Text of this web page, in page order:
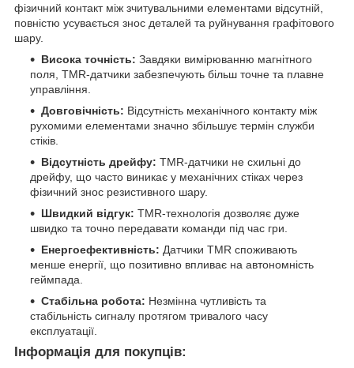
фізичний контакт між зчитувальними елементами відсутній,
повністю усувається знос деталей та руйнування графітового
шару.
Висока точність: Завдяки вимірюванню магнітного
поля, TMR-датчики забезпечують більш точне та плавне
управління.
Довговічність: Відсутність механічного контакту між
рухомими елементами значно збільшує термін служби
стіків.
Відсутність дрейфу: TMR-датчики не схильні до
дрейфу, що часто виникає у механічних стіках через
фізичний знос резистивного шару.
Швидкий відгук: TMR-технологія дозволяє дуже
швидко та точно передавати команди під час гри.
Енергоефективність: Датчики TMR споживають
менше енергії, що позитивно впливає на автономність
геймпада.
Стабільна робота: Незмінна чутливість та
стабільність сигналу протягом тривалого часу
експлуатації.
Інформація для покупців: